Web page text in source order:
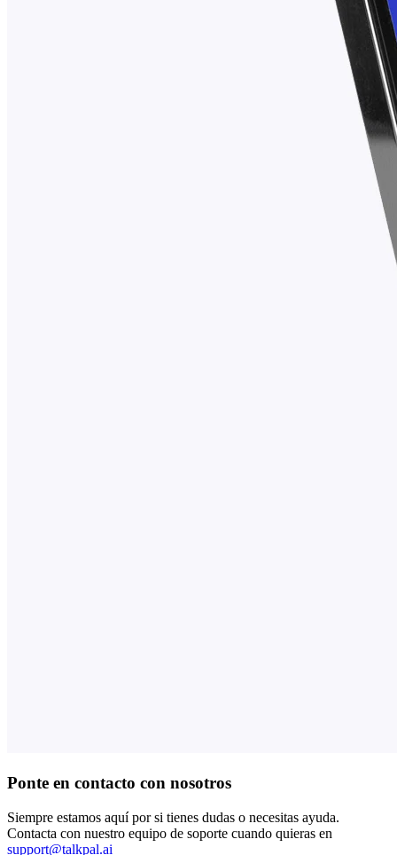
Ponte en contacto con nosotros
Siempre estamos aquí por si tienes dudas o necesitas ayuda.
Contacta con nuestro equipo de soporte cuando quieras en
support@talkpal.ai